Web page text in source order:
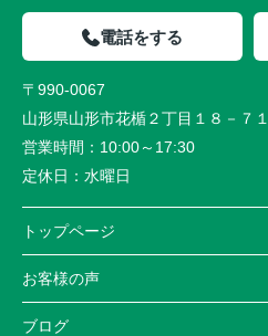
電話をする
〒990-0067
山形県山形市花楯２丁目１８－７１
営業時間： 10:00～17:30
定休日： 水曜日
トップページ
お客様の声
ブログ